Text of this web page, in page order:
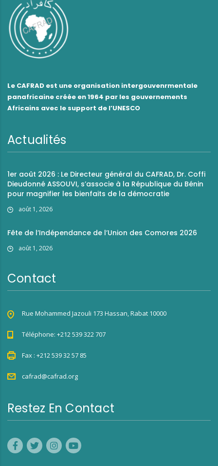
Le CAFRAD est une organisation intergouvenrmentale
panafricaine créée en 1964 par les gouvernements
Africains avec le support de l’UNESCO
Actualités
1er août 2026 : Le Directeur général du CAFRAD, Dr. Coffi
Dieudonné ASSOUVI, s’associe à la République du Bénin
pour magnifier les bienfaits de la démocratie
août 1, 2026
Fête de l’Indépendance de l’Union des Comores 2026
août 1, 2026
Contact
Rue Mohammed Jazouli 173 Hassan, Rabat 10000
Téléphone: +212 539 322 707
Fax : +212 539 32 57 85
cafrad@cafrad.org
Restez En Contact